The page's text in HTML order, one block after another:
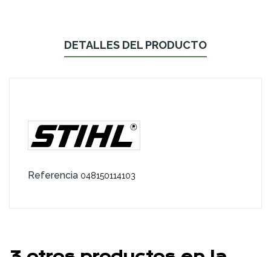
DETALLES DEL PRODUCTO
Referencia 048150114103